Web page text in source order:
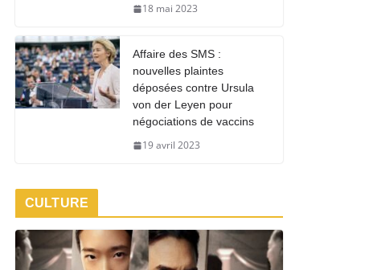
18 mai 2023
Affaire des SMS :
nouvelles plaintes
déposées contre Ursula
von der Leyen pour
négociations de vaccins
19 avril 2023
CULTURE